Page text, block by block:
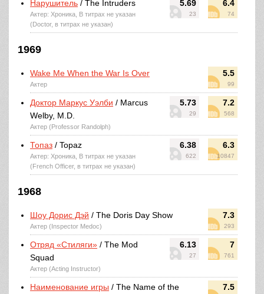
5.69
23
6.4
74
Нарушитель / The Intruders
Актер: Хроника, В титрах не указан
(Doctor, в титрах не указан)
1969
5.5
99
Wake Me When the War Is Over
Актер
5.73
29
7.2
568
Доктор Маркус Уэлби / Marcus
Welby, M.D.
Актер (Professor Randolph)
6.38
622
6.3
10847
Топаз / Topaz
Актер: Хроника, В титрах не указан
(French Officer, в титрах не указан)
1968
7.3
293
Шоу Дорис Дэй / The Doris Day Show
Актер (Inspector Medoc)
6.13
27
7
761
Отряд «Стиляги» / The Mod
Squad
Актер (Acting Instructor)
7.5
Наименование игры / The Name of the